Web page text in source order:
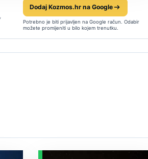
Dodaj Kozmos.hr na Google
Potrebno je biti prijavljen na Google račun. Odabir
možete promijeniti u bilo kojem trenutku.